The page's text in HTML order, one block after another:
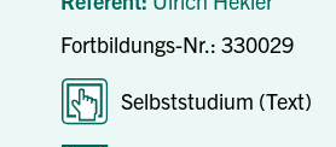
Fortbildungs-Nr.: 330029
Selbststudium (Text)